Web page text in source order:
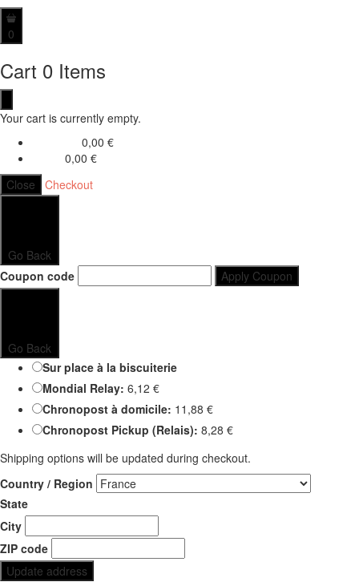
0
Cart 0 Items
Your cart is currently empty.
0,00 €
0,00 €
Close
Checkout
Go Back
Coupon code
Apply Coupon
Go Back
Sur place à la biscuiterie
Mondial Relay: 6,12 €
Chronopost à domicile: 11,88 €
Chronopost Pickup (Relais): 8,28 €
Shipping options will be updated during checkout.
Country / Region
State
City
ZIP code
Update address